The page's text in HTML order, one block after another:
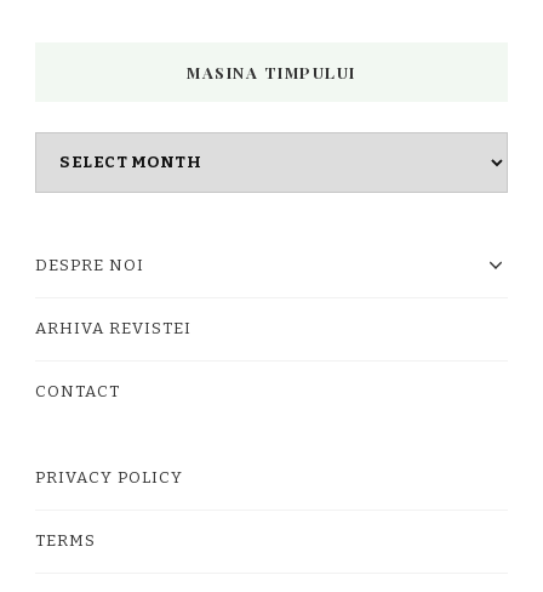
MASINA TIMPULUI
DESPRE NOI
ARHIVA REVISTEI
CONTACT
PRIVACY POLICY
TERMS